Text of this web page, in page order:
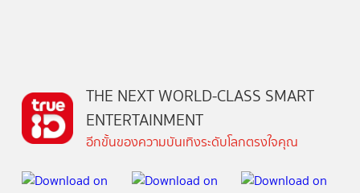
THE NEXT WORLD-CLASS SMART
ENTERTAINMENT
อีกขั้นของความบันเทิงระดับโลกตรงใจคุณ